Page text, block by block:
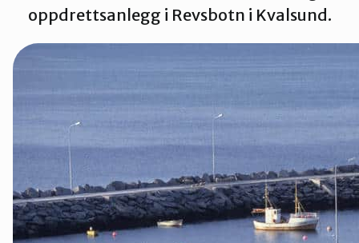
Stilla og Vest-Finnmark
Tana og Varanger
oppdrettsanlegg i Revsbotn i Kvalsund.